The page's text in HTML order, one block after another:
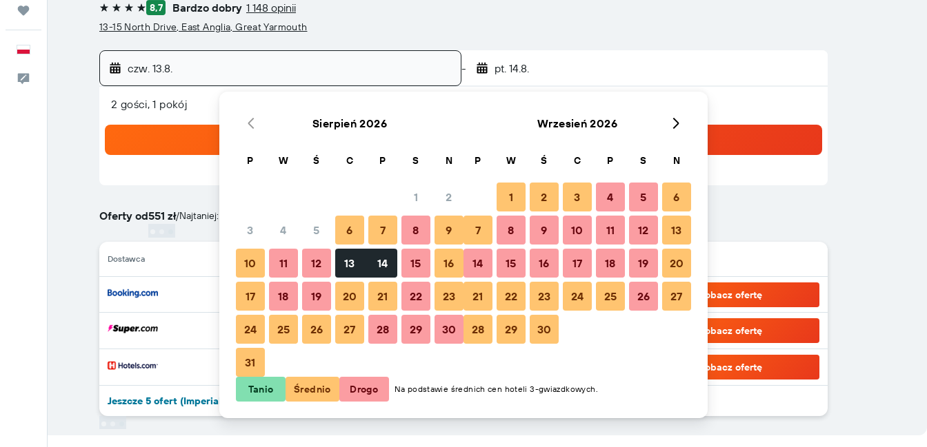
4 gwiazdki8,7 Bardzo dobry 1 148 opinii
13-15 North Drive, East Anglia, Great Yarmouth
czw. 13.8. - pt. 14.8.
2 gości, 1 pokój
Oferty od551 zł/Najtaniej: cena za noc
Dostawca Łącznie za noc
551 zł Zobacz ofertę
553 zł Zobacz ofertę
Zobacz ofertę
Jeszcze 5 ofert (Imperial Hotel)
Sierpień 2026
P W Ś C P S N
1 2
3 4 5 6 7 8 9
10 11 12 13 14 15 16
17 18 19 20 21 22 23
24 25 26 27 28 29 30
31
Wrzesień 2026
P W Ś C P S N
1 2 3 4 5 6
7 8 9 10 11 12 13
14 15 16 17 18 19 20
21 22 23 24 25 26 27
28 29 30
Tanio Średnio Drogo Na podstawie średnich cen hoteli 3-gwiazdkowych.